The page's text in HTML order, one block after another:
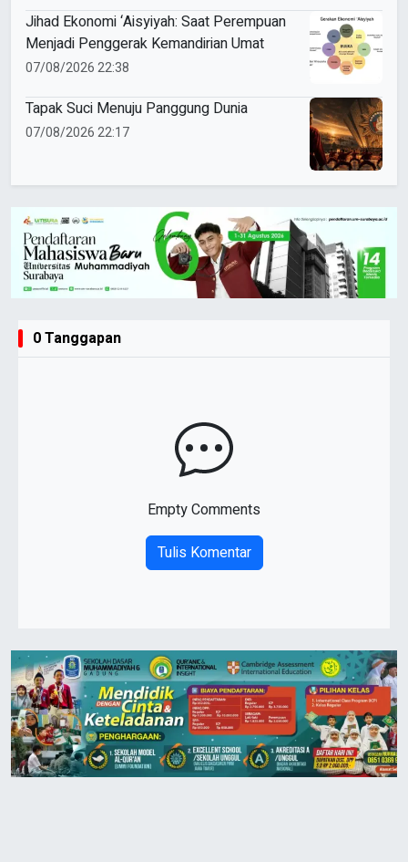
Jihad Ekonomi ‘Aisyiyah: Saat Perempuan
Menjadi Penggerak Kemandirian Umat
07/08/2026 22:38
Tapak Suci Menuju Panggung Dunia
07/08/2026 22:17
0 Tanggapan
Empty Comments
Tulis Komentar